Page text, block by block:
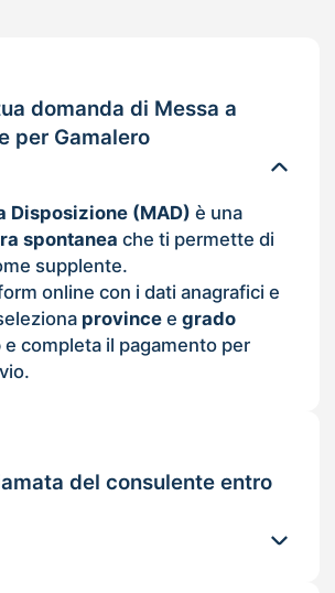
domanda di Messa a
per Gamalero
Disposizione (MAD) è una
spontanea che ti permette di
supplente.
online con i dati anagrafici e
provincee grado
e completa il pagamento per
del consulente entro